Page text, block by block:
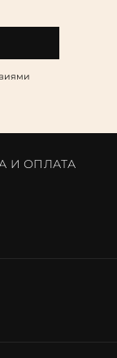
И ОПЛАТА